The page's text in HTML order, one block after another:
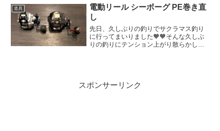
したのでご紹介したいと思います😊✂️喰
い切りニッパー✂...
道具
電動リール シーボーグ PE巻き直
し
先日、久しぶりの釣りでサクラマス釣り
に行ってまいりました🧡🧡そんな久しぶ
りの釣りにテンション上がり散らかし
スポンサーリンク